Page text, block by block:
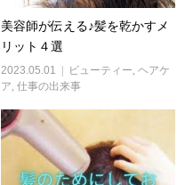
美容師が伝える♪髪を乾かすメ
リット４選
2023.05.01 ビューティー, ヘアケ
ア, 仕事の出来事